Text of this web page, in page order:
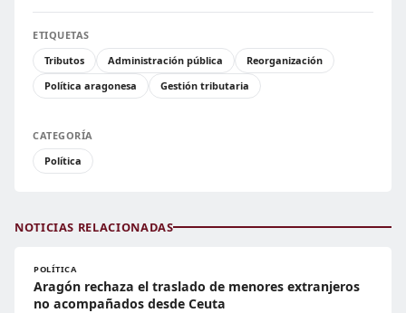
ETIQUETAS
Tributos
Administración pública
Reorganización
Política aragonesa
Gestión tributaria
CATEGORÍA
Política
NOTICIAS RELACIONADAS
POLÍTICA
Aragón rechaza el traslado de menores extranjeros
no acompañados desde Ceuta